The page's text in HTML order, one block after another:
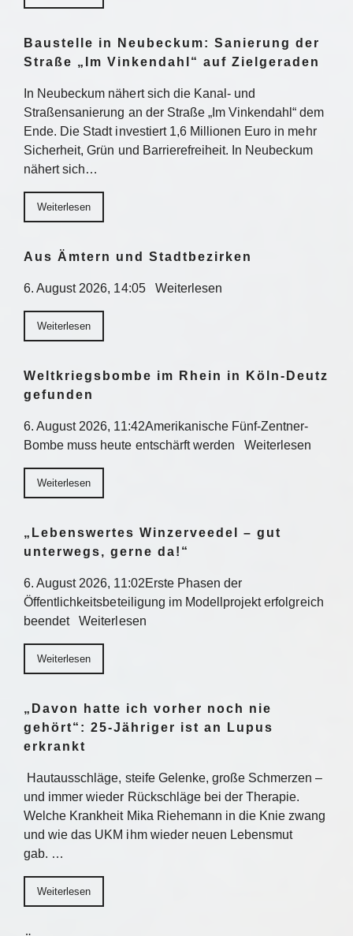
Baustelle in Neubeckum: Sanierung der
Straße „Im Vinkendahl“ auf Zielgeraden
In Neubeckum nähert sich die Kanal- und
Straßensanierung an der Straße „Im Vinkendahl“ dem
Ende. Die Stadt investiert 1,6 Millionen Euro in mehr
Sicherheit, Grün und Barrierefreiheit. In Neubeckum
nähert sich…
Weiterlesen
Aus Ämtern und Stadtbezirken
6. August 2026, 14:05 Weiterlesen
Weiterlesen
Weltkriegsbombe im Rhein in Köln-Deutz
gefunden
6. August 2026, 11:42Amerikanische Fünf-Zentner-
Bombe muss heute entschärft werden Weiterlesen
Weiterlesen
„Lebenswertes Winzerveedel – gut
unterwegs, gerne da!“
6. August 2026, 11:02Erste Phasen der
Öffentlichkeitsbeteiligung im Modellprojekt erfolgreich
beendet Weiterlesen
Weiterlesen
„Davon hatte ich vorher noch nie
gehört“: 25-Jähriger ist an Lupus
erkrankt
Hautausschläge, steife Gelenke, große Schmerzen –
und immer wieder Rückschläge bei der Therapie.
Welche Krankheit Mika Riehemann in die Knie zwang
und wie das UKM ihm wieder neuen Lebensmut
gab. …
Weiterlesen